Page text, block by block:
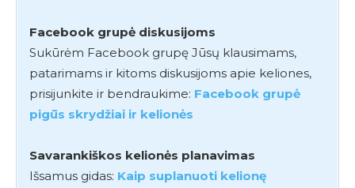
Facebook grupė diskusijoms
Sukūrėm Facebook grupę Jūsų klausimams,
patarimams ir kitoms diskusijoms apie keliones,
prisijunkite ir bendraukime: Facebook grupė
pigūs skrydžiai ir kelionės
Savarankiškos kelionės planavimas
Išsamus gidas: Kaip suplanuoti kelionę